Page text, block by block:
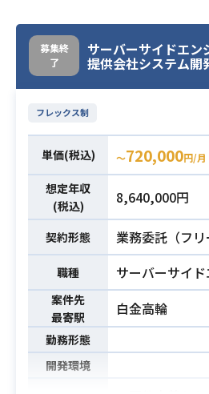
募集終
了
サーバーサイドエ
提供会社システム開
フレックス制
単価(税込) 〜720,000円/月
想定年収
(税込)
8,640,000円
契約形態 業務委託（フリ
職種 サーバーサイ
案件先
最寄駅
白金高輪
勤務形態
開発環境